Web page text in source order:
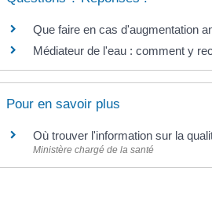
Que faire en cas d'augmentation
Médiateur de l'eau : comment y
Pour en savoir plus
Où trouver l'information sur la
Ministère chargé de la santé